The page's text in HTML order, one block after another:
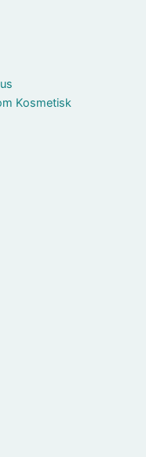
Kosmetisk